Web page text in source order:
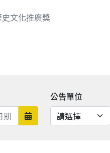
史文化推廣獎
束
日期範圍結束
公告單位